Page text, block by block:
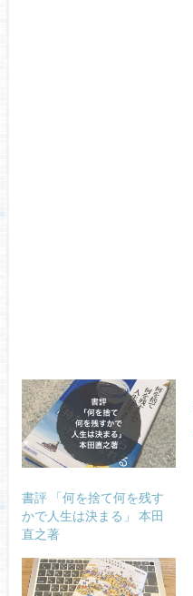
書評 「何を捨て何を残す
かで人生は決まる」 本田
直之著